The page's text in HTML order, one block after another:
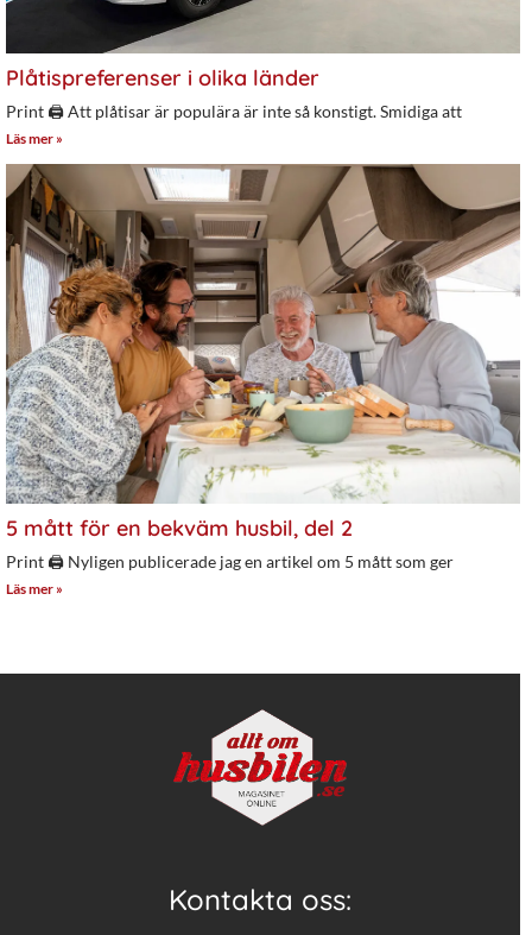
Plåtispreferenser i olika länder
Print 🖨 Att plåtisar är populära är inte så konstigt. Smidiga att
Läs mer »
5 mått för en bekväm husbil, del 2
Print 🖨 Nyligen publicerade jag en artikel om 5 mått som ger
Läs mer »
Kontakta oss: